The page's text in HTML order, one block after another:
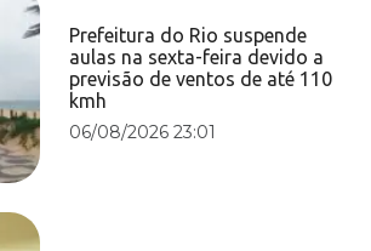
Prefeitura do Rio suspende
aulas na sexta-feira devido a
previsão de ventos de até 110
kmh
06/08/2026 23:01